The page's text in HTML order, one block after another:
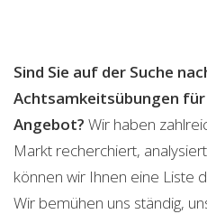
Sind Sie auf der Suche
Achtsamkeitsübungen
Angebot? Wir haben
Markt recherchiert,
können wir Ihnen eine Liste
Wir bemühen uns ständig,